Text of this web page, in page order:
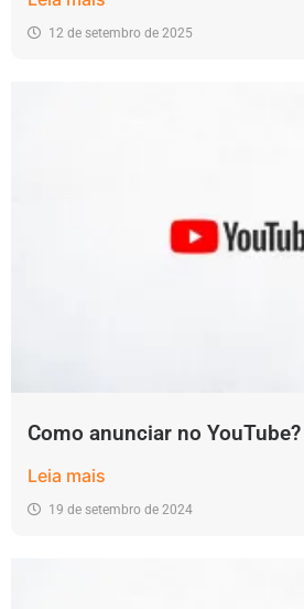
12 de setembro de 2025
Como anunciar no YouTube?
Leia mais
19 de setembro de 2024